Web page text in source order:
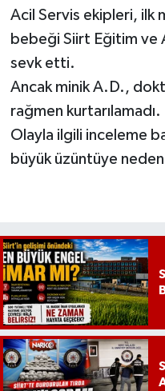
Acil Servis ekipleri, ilk
bebeği Siirt Eğitim ve
sevk etti.
Ancak minik A.D.,
rağmen kurtarılamadı.
Olayla ilgili inceleme
büyük üzüntüye